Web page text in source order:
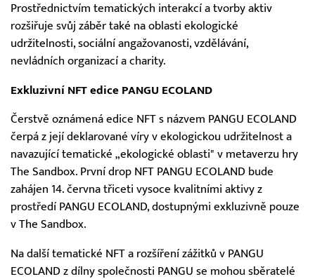
Prostřednictvím tematických interakcí a tvorby aktiv
rozšiřuje svůj záběr také na oblasti ekologické
udržitelnosti, sociální angažovanosti, vzdělávání,
nevládních organizací a charity.
Exkluzivní NFT edice PANGU ECOLAND
Čerstvě oznámená edice NFT s názvem PANGU ECOLAND
čerpá z její deklarované víry v ekologickou udržitelnost a
navazující tematické „ekologické oblasti" v metaverzu hry
The Sandbox. První drop NFT PANGU ECOLAND bude
zahájen 14. června třiceti vysoce kvalitními aktivy z
prostředí PANGU ECOLAND, dostupnými exkluzivně pouze
v The Sandbox.
Na další tematické NFT a rozšíření zážitků v PANGU
ECOLAND z dílny společnosti PANGU se mohou sběratelé